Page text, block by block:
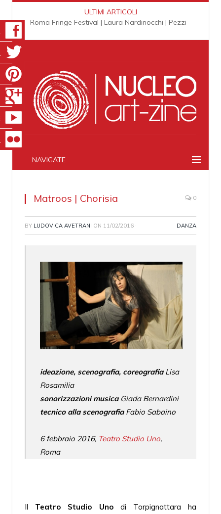
ULTIMI ARTICOLI
Roma Fringe Festival | Laura Nardinocchi | Pezzi
NAVIGATE
Matroos | Chorisia 0
BY LUDOVICA AVETRANI ON 11/02/2016 · DANZA
ideazione, scenografia, coreografia Lisa
Rosamilia
sonorizzazioni musica Giada Bernardini
tecnico alla scenografia Fabio Sabaino
6 febbraio 2016, Teatro Studio Uno,
Roma
Il Teatro Studio Uno di Torpignattara ha